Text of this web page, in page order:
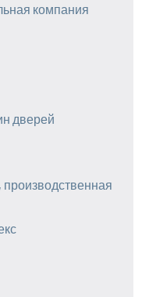
компания
дверей